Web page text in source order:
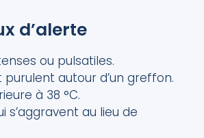
d’alerte
ou pulsatiles.
purulent autour d’un greffon.
à 38 °C.
s’aggravent au lieu de